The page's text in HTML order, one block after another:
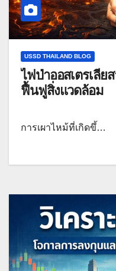
USSD THAILAND BLOG
ไฟป่าออสเตรเลีย
ฟื้นฟูสิ่งแวดล้อม
การเผาไหม้ที่เกิดขึ้…